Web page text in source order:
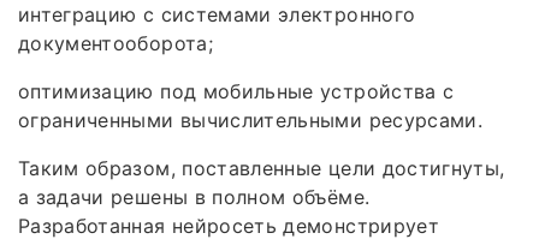
интеграцию с системами электронного
документооборота;
оптимизацию под мобильные устройства с
ограниченными вычислительными ресурсами.
Таким образом, поставленные цели достигнуты,
а задачи решены в полном объёме.
Разработанная нейросеть демонстрирует